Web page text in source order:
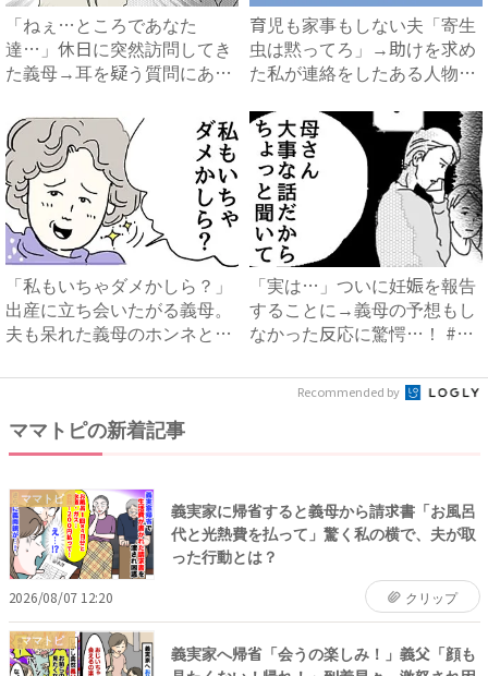
「ねぇ…ところであなた
達…」休日に突然訪問してき
た義母→耳を疑う質問にあ
育児も家事もしない夫「寄生
虫は黙ってろ」→助けを求め
た私が連絡をしたある人物と
「私もいちゃダメかしら？」
出産に立ち会いたがる義母。
夫も呆れた義母のホンネと
「実は…」ついに妊娠を報告
することに→義母の予想もし
なかった反応に驚愕…！ #
Recommended by
ママトピの新着記事
ママトピ
義実家に帰省すると義母から請求書「お風呂
代と光熱費を払って」驚く私の横で、夫が取
った行動とは？
2026/08/07 12:20 クリップ
ママトピ
義実家へ帰省「会うの楽しみ！」義父「顔も